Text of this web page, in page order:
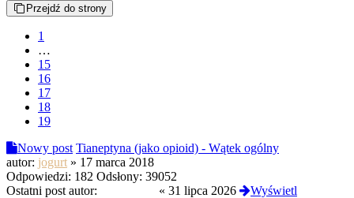
Przejdź do strony
1
…
15
16
17
18
19
Nowy post Tianeptyna (jako opioid) - Wątek ogólny
autor: jogurt » 17 marca 2018
Odpowiedzi: 182 Odsłony: 39052
Ostatni post autor:
« 31 lipca 2026
Wyświetl